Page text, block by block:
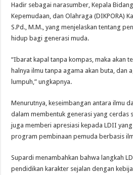
Hadir sebagai narasumber, Kepala Bidang
Kepemudaan, dan Olahraga (DIKPORA)
S.Pd., M.M., yang menjelaskan tentang
hidup bagi generasi muda.
“Ibarat kapal tanpa kompas, maka akan
halnya ilmu tanpa agama akan buta, dan
lumpuh,” ungkapnya.
Menurutnya, keseimbangan antara ilmu
dalam membentuk generasi yang cerdas
juga memberi apresiasi kepada LDII
program pembinaan pemuda berbasis
Supardi menambahkan bahwa langkah
pendidikan karakter sejalan dengan